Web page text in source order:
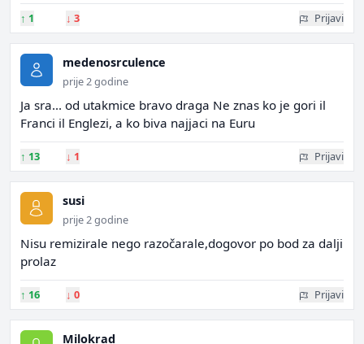
↑ 1 ↓ 3 Prijavi
medenosrculence
prije 2 godine
Ja sra... od utakmice bravo draga Ne znas ko je gori il
Franci il Englezi, a ko biva najjaci na Euru
↑ 13 ↓ 1 Prijavi
susi
prije 2 godine
Nisu remizirale nego razočarale,dogovor po bod za dalji
prolaz
↑ 16 ↓ 0 Prijavi
Milokrad